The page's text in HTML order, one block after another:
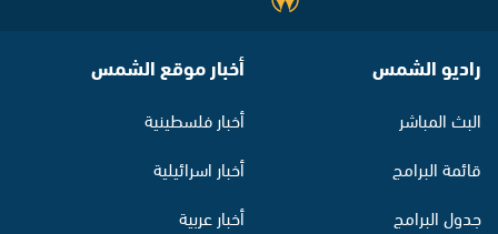
راديو الشمس
البث المباشر
قائمة البرامج
جدول البرامج
أخبار موقع الشمس
أخبار فلسطينية
أخبار اسرائيلية
أخبار عربية